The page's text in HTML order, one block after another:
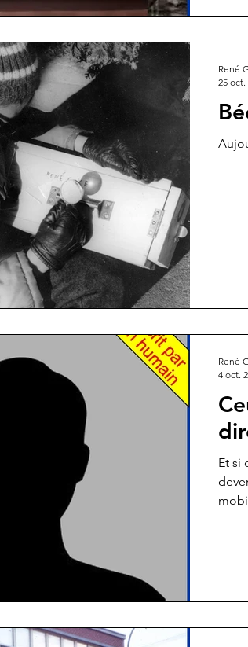
René
25 oct.
Et si
René
4 oct.